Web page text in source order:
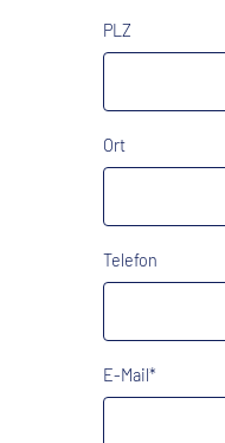
PLZ
Ort
Telefon
E-Mail*